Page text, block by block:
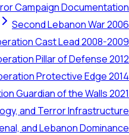
Campaign
Second Lebanon War
Cast Lead 2008-
Pillar of Defense
Protective Edge
Guardian of the Walls
and Terror
and Lebanon